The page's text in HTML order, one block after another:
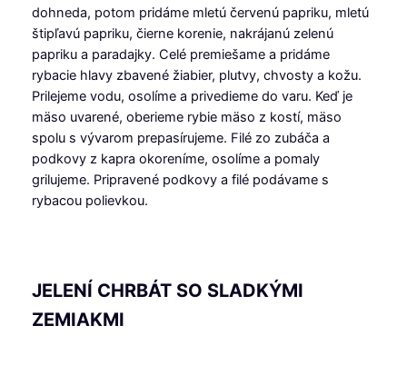
dohneda, potom pridáme mletú červenú papriku, mletú
štipľavú papriku, čierne korenie, nakrájanú zelenú
papriku a paradajky. Celé premiešame a pridáme
rybacie hlavy zbavené žiabier, plutvy, chvosty a kožu.
Prilejeme vodu, osolíme a privedieme do varu. Keď je
mäso uvarené, oberieme rybie mäso z kostí, mäso
spolu s vývarom prepasírujeme. Filé zo zubáča a
podkovy z kapra okoreníme, osolíme a pomaly
grilujeme. Pripravené podkovy a filé podávame s
rybacou polievkou.
JELENÍ CHRBÁT SO SLADKÝMI
ZEMIAKMI